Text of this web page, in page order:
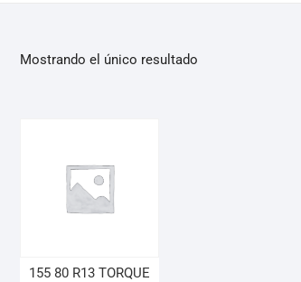
Mostrando el único resultado
155 80 R13 TORQUE